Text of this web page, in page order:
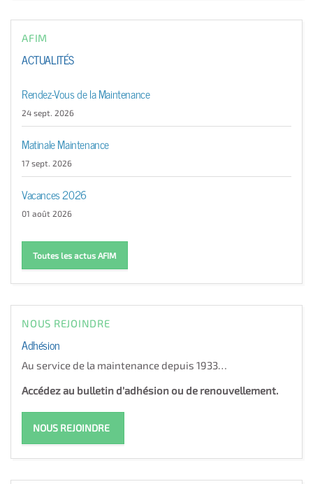
AFIM
ACTUALITÉS
Rendez-Vous de la Maintenance
24 sept. 2026
Matinale Maintenance
17 sept. 2026
Vacances 2026
01 août 2026
Toutes les actus AFIM
NOUS REJOINDRE
Adhésion
Au service de la maintenance depuis 1933…
Accédez au bulletin d'adhésion ou de renouvellement.
NOUS REJOINDRE